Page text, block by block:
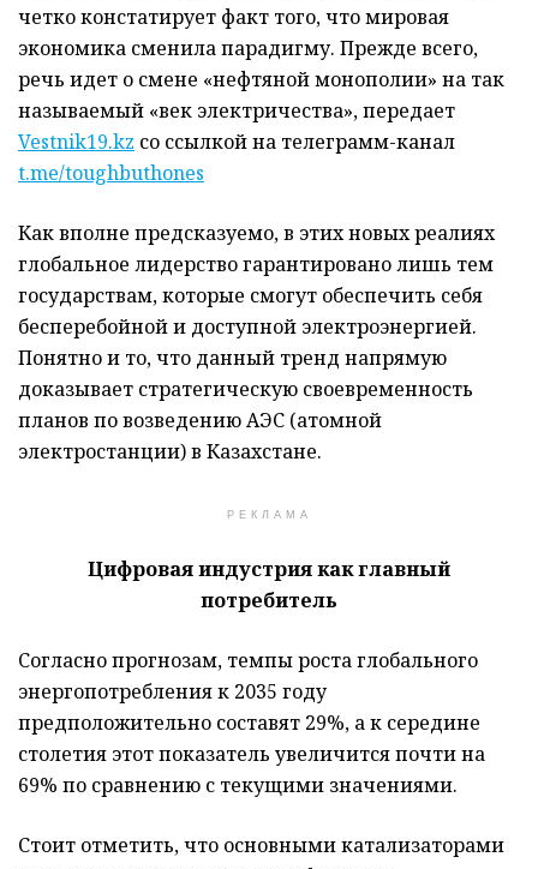
четко констатирует факт того, что мировая
экономика сменила парадигму. Прежде всего,
речь идет о смене «нефтяной монополии» на так
называемый «век электричества», передает
Vestnik19.kz со ссылкой на телеграмм-канал
t.me/toughbuthones
Как вполне предсказуемо, в этих новых реалиях
глобальное лидерство гарантировано лишь тем
государствам, которые смогут обеспечить себя
бесперебойной и доступной электроэнергией.
Понятно и то, что данный тренд напрямую
доказывает стратегическую своевременность
планов по возведению АЭС (атомной
электростанции) в Казахстане.
РЕКЛАМА
Цифровая индустрия как главный
потребитель
Согласно прогнозам, темпы роста глобального
энергопотребления к 2035 году
предположительно составят 29%, а к середине
столетия этот показатель увеличится почти на
69% по сравнению с текущими значениями.
Стоит отметить, что основными катализаторами